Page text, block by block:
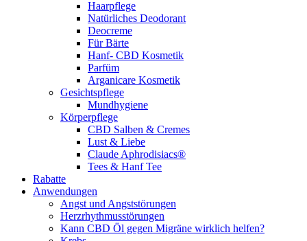
Haarpflege
Natürliches Deodorant
Deocreme
Für Bärte
Hanf- CBD Kosmetik
Parfüm
Arganicare Kosmetik
Gesichtspflege
Mundhygiene
Körperpflege
CBD Salben & Cremes
Lust & Liebe
Claude Aphrodisiacs®
Tees & Hanf Tee
Rabatte
Anwendungen
Angst und Angststörungen
Herzrhythmusstörungen
Kann CBD Öl gegen Migräne wirklich helfen?